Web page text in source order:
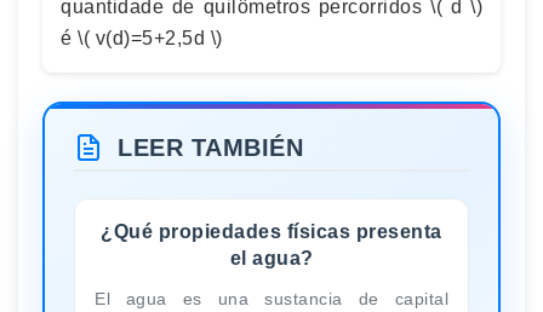
quantidade de quilômetros percorridos \( d \)
é \( v(d)=5+2,5d \)
LEER TAMBIÉN
¿Qué propiedades físicas presenta
el agua?
El agua es una sustancia de capital